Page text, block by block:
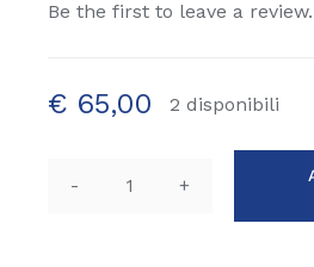
Be the first to leave a review.
€65,00 2 disponibili